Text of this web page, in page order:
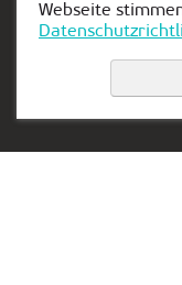
Webseite